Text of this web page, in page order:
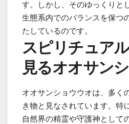
す。しかし、そのゆっくりと
生態系内でのバランスを保つ
たしているのです。
スピリチュア
見るオオサン
オオサンショウウオは、多く
き物と見なされています。特
自然界の精霊や守護神として